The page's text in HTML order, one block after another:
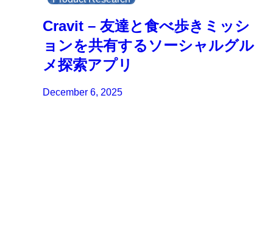
Cravit – 友達と食べ歩きミッシ
ョンを共有するソーシャルグル
メ探索アプリ
December 6, 2025